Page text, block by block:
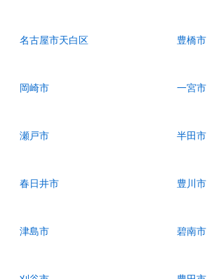
名古屋市天白区 豊橋市
岡崎市 一宮市
瀬戸市 半田市
春日井市 豊川市
津島市 碧南市